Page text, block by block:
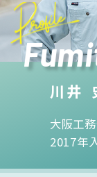
川井
大阪工
2017年